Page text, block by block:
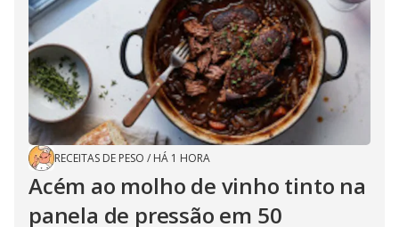
RECEITAS DE PESO / HÁ 1 HORA
Acém ao molho de vinho tinto na
panela de pressão em 50